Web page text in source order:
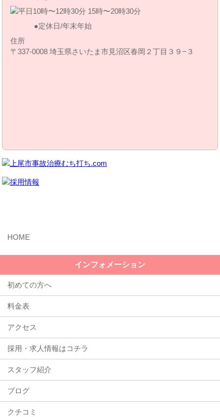
定休日/年末年始
住所
〒337-0008 埼玉県さいたま市見沼区春岡２丁目３９−３
インフォメーション
初めての方へ
料金表
アクセス
採用・求人情報はコチラ
スタッフ紹介
ブログ
クチコミ